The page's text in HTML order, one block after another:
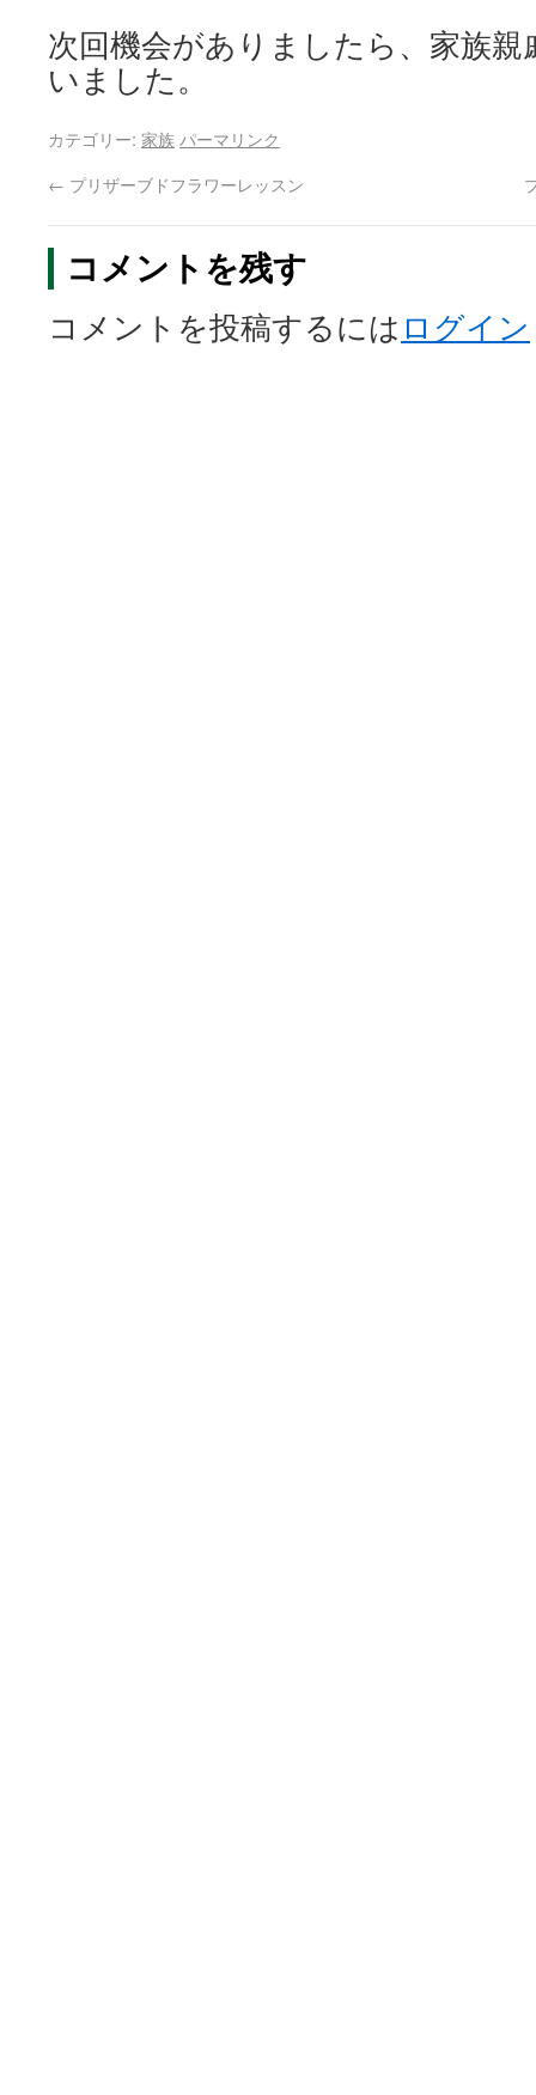
次回機会がありましたら、家族
いました。
カテゴリー: 家族 パーマリンク
← プリザーブドフラワーレッスン
コメントを残す
コメントを投稿するには ログイン